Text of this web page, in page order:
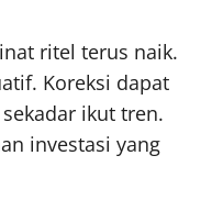
ritel terus naik.
Koreksi dapat
ikut tren.
investasi yang